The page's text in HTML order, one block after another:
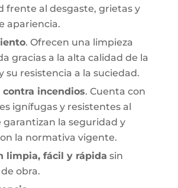
frente al desgaste, grietas y
apariencia.
. Ofrecen una limpieza
gracias a la alta calidad de la
su resistencia a la suciedad.
contra incendios. Cuenta con
ignífugas y resistentes al
garantizan la seguridad y
la normativa vigente.
limpia, fácil y rápida sin
obra.